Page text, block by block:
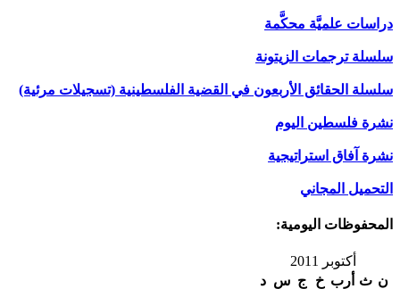
دراسات علميَّة محكَّمة
سلسلة ترجمات الزيتونة
سلسلة الحقائق الأربعون في القضية الفلسطينية (تسجيلات مرئية)
نشرة فلسطين اليوم
نشرة آفاق استراتيجية
التحميل المجاني
المحفوظات اليومية:
أكتوبر 2011
ن ث أرب خ ج س د